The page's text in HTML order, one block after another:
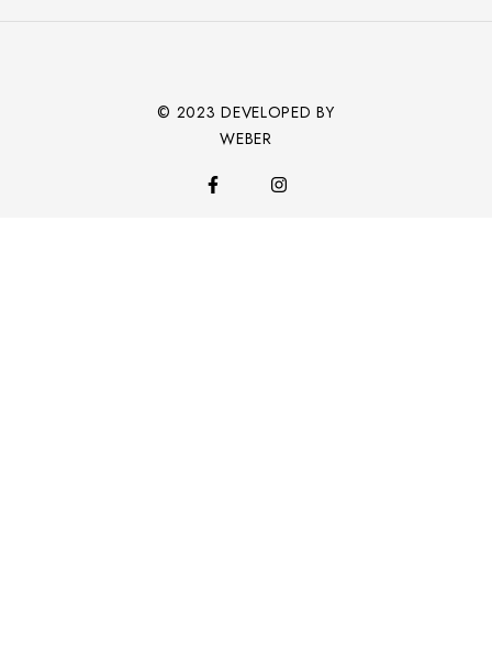
© 2023 DEVELOPED BY
WEBER